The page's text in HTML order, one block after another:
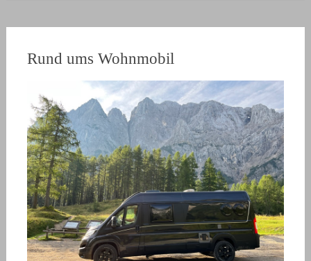
Rund ums Wohnmobil